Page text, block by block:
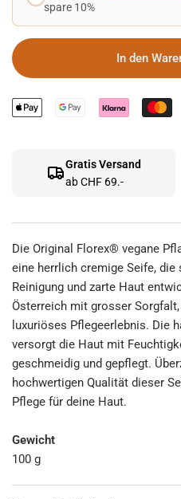
spare 10%
In den
Gratis Versand
ab CHF 69.-
Die Original Florex® vegane
eine herrlich cremige Seife,
Reinigung und zarte Haut
Österreich mit grosser
luxuriöses Pflegeerlebnis. Die
versorgt die Haut mit
geschmeidig und gepflegt.
hochwertigen Qualität dieser
Pflege für deine Haut.
Gewicht
100 g